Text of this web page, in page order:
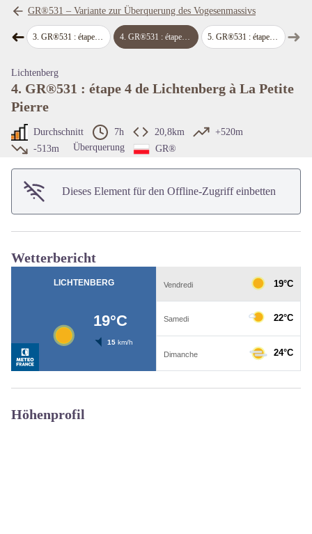
View picture in full screen
GR®531 – Variante zur Überquerung des Vogesenmassivs
➜map.drawer.prev
3. GR®531 : étape 3 de Niederbronn-les-Bains à Lichtenberg 4.GR®531 : étape 4 de Lichtenberg à La Petite Pierre 5. GR®531 : étape 5 de La Petite Pierre à Saverne ➜
Lichtenberg
4. GR®531 : étape 4 de Lichtenberg à La Petite
Pierre
Durchschnitt 7h 20,8km
+520m
-513m
Überquerung GR®
Dieses Element für den Offline-Zugriff einbetten
Wetterbericht
Höhenprofil